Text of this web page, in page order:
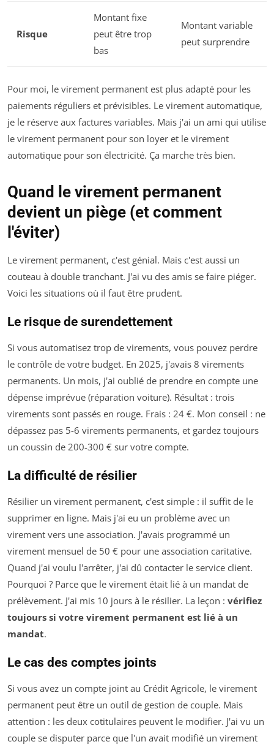
Risque
Montant fixe
peut être trop
bas
Montant variable
peut surprendre
Pour moi, le virement permanent est plus adapté pour les
paiements réguliers et prévisibles. Le virement automatique,
je le réserve aux factures variables. Mais j'ai un ami qui utilise
le virement permanent pour son loyer et le virement
automatique pour son électricité. Ça marche très bien.
Quand le virement permanent
devient un piège (et comment
l'éviter)
Le virement permanent, c'est génial. Mais c'est aussi un
couteau à double tranchant. J'ai vu des amis se faire piéger.
Voici les situations où il faut être prudent.
Le risque de surendettement
Si vous automatisez trop de virements, vous pouvez perdre
le contrôle de votre budget. En 2025, j'avais 8 virements
permanents. Un mois, j'ai oublié de prendre en compte une
dépense imprévue (réparation voiture). Résultat : trois
virements sont passés en rouge. Frais : 24 €. Mon conseil : ne
dépassez pas 5-6 virements permanents, et gardez toujours
un coussin de 200-300 € sur votre compte.
La difficulté de résilier
Résilier un virement permanent, c'est simple : il suffit de le
supprimer en ligne. Mais j'ai eu un problème avec un
virement vers une association. J'avais programmé un
virement mensuel de 50 € pour une association caritative.
Quand j'ai voulu l'arrêter, j'ai dû contacter le service client.
Pourquoi ? Parce que le virement était lié à un mandat de
prélèvement. J'ai mis 10 jours à le résilier. La leçon : vérifiez
toujours si votre virement permanent est lié à un
mandat.
Le cas des comptes joints
Si vous avez un compte joint au Crédit Agricole, le virement
permanent peut être un outil de gestion de couple. Mais
attention : les deux cotitulaires peuvent le modifier. J'ai vu un
couple se disputer parce que l'un avait modifié un virement